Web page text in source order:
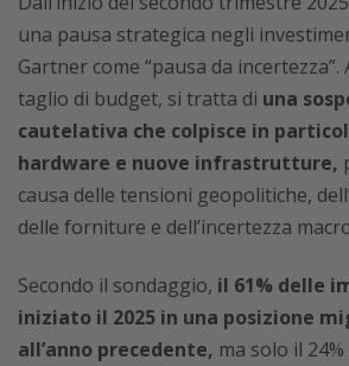
una pausa strategica negli
Gartner come “pausa da
taglio di budget, si tratta di una
cautelativa che colpisce in
hardware e nuove infrastrutture,
causa delle tensioni geopolitiche,
delle forniture e dell’incertezza
Secondo il sondaggio, il 61% delle
iniziato il 2025 in una posizione
all’anno precedente, ma solo il